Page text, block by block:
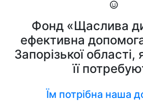
Фонд «Щаслива
ефективна
Запорізької області,
її
Їм потрібна наша